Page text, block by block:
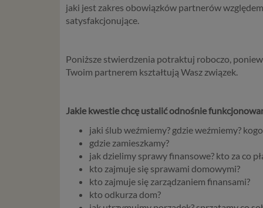
jaki jest zakres obowiązków partnerów
satysfakcjonujące.
Poniższe stwierdzenia potraktuj roboczo,
Twoim partnerem kształtują Wasz związek.
Jakie kwestie chcę ustalić odnośnie
jaki ślub weźmiemy? gdzie weźmiemy?
gdzie zamieszkamy?
jak dzielimy sprawy finansowe? kto za co
kto zajmuje się sprawami domowymi?
kto zajmuje się zarządzaniem finansami?
kto odkurza dom?
Czym
mogą
kilka